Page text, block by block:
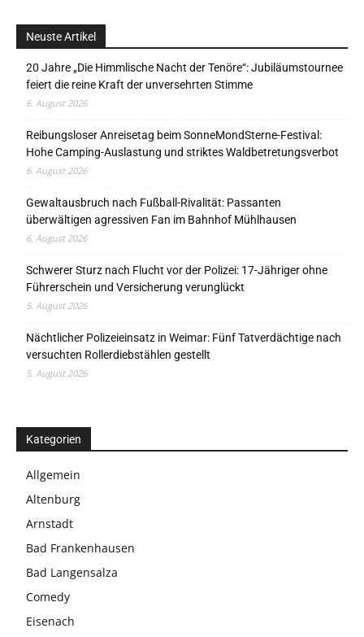
Neuste Artikel
20 Jahre „Die Himmlische Nacht der Tenöre“: Jubiläumstournee
feiert die reine Kraft der unversehrten Stimme
6. August 2026
Reibungsloser Anreisetag beim SonneMondSterne-Festival:
Hohe Camping-Auslastung und striktes Waldbetretungsverbot
6. August 2026
Gewaltausbruch nach Fußball-Rivalität: Passanten
überwältigen agressiven Fan im Bahnhof Mühlhausen
6. August 2026
Schwerer Sturz nach Flucht vor der Polizei: 17-Jähriger ohne
Führerschein und Versicherung verunglückt
5. August 2026
Nächtlicher Polizeieinsatz in Weimar: Fünf Tatverdächtige nach
versuchten Rollerdiebstählen gestellt
5. August 2026
Kategorien
Allgemein
Altenburg
Arnstadt
Bad Frankenhausen
Bad Langensalza
Comedy
Eisenach